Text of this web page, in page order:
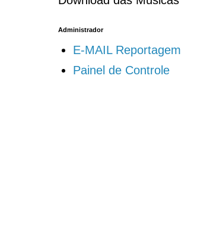
Administrador
E-MAIL Reportagem
Painel de Controle